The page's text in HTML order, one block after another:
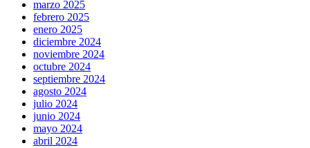
marzo 2025
febrero 2025
enero 2025
diciembre 2024
noviembre 2024
octubre 2024
septiembre 2024
agosto 2024
julio 2024
junio 2024
mayo 2024
abril 2024